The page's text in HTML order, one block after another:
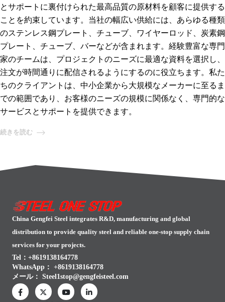
とサポートに裏付けられた最高品質の原材料を顧客に提供する
ことを約束しています。当社の幅広い供給には、あらゆる種類
のステンレス鋼プレート、チューブ、ワイヤーロッド、炭素鋼
プレート、チューブ、バーなどが含まれます。経験豊富な専門
家のチームは、プロジェクトのニーズに最適な資料を選択し、
注文が時間通りに配信されるようにするのに役立ちます。私た
ちのクライアントは、中小企業から大規模なメーカーに至るま
での範囲であり、お客様のニーズの規模に関係なく、専門的な
サービスとサポートを提供できます。
続きを読む
China Gengfei Steel integrates R&D, manufacturing and global
distribution to provide quality steel and reliable one-stop supply chain
services for your projects.
Tel：+8619138164778
WhatsApp： +8619138164778
メール： Steel1stop@gengfeisteel.com